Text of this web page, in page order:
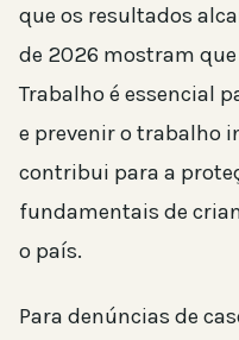
que os resultados
de 2026 mostram
Trabalho é essencial
e prevenir o trabalho
contribui para a
fundamentais de
o país.
Para denúncias de